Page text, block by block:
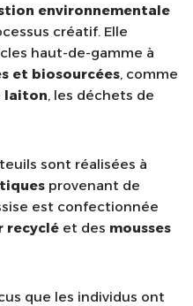
environnementale
créatif. Elle
haut-de-gamme à
et biosourcées, comme
laiton, les déchets de
sont réalisées à
provenant de
est confectionnée
recyclé et des mousses
que les individus ont